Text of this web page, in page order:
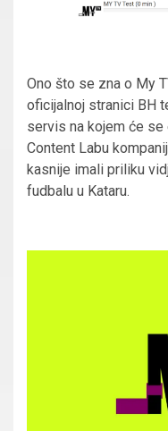
Ono što se zna o My
oficijalnoj stranici BH
servis na kojem će
Content Labu
kasnije imali priliku
fudbalu u Kataru.